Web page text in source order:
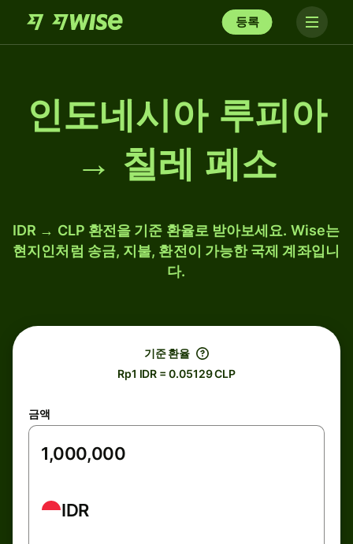
등록
인도네시아 루피아
→ 칠레 페소
IDR → CLP 환전을 기준 환율로 받아보세요. Wise는
현지인처럼 송금, 지불, 환전이 가능한 국제 계좌입니
다.
기준 환율
Rp1 IDR = 0.05129 CLP
금액
IDR